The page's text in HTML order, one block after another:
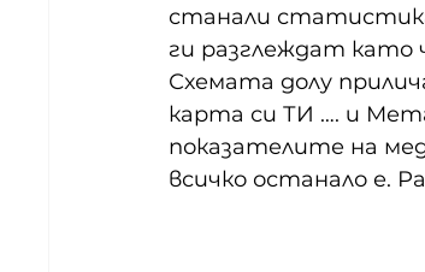
станали
ги разглеждат като
Схемата долу
карта си ТИ …. и
показателите на
всичко останало е.